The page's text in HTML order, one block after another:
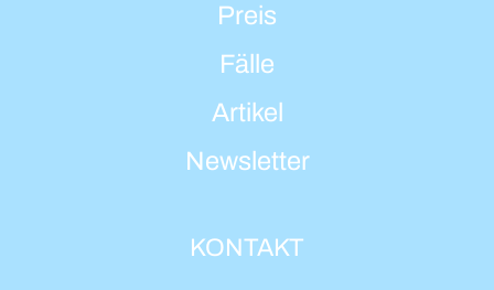
Preis
Fälle
Artikel
Newsletter
KONTAKT